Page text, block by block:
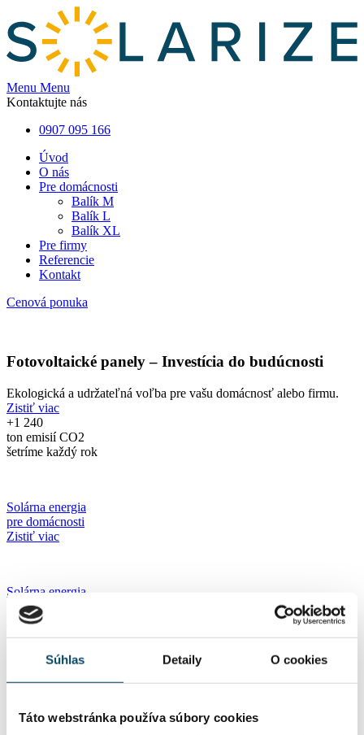
Súhlas Detaily O cookies
Táto webstránka používa súbory cookies
Menu Menu
Kontaktujte nás
0907 095 166
Úvod
O nás
Pre domácnosti
Balík M
Balík L
Balík XL
Pre firmy
Referencie
Kontakt
Cenová ponuka
Fotovoltaické panely – Investícia do budúcnosti
Ekologická a udržateľná voľba pre vašu domácnosť alebo firmu.
Zistiť viac
+1 240
ton emisií CO2
šetríme každý rok
Solárna energia
pre domácnosti
Zistiť viac
Solárna energia
pre firmy
Zistiť viac
Fotovoltaický systém
Prečo staviť na solárnu energiu?